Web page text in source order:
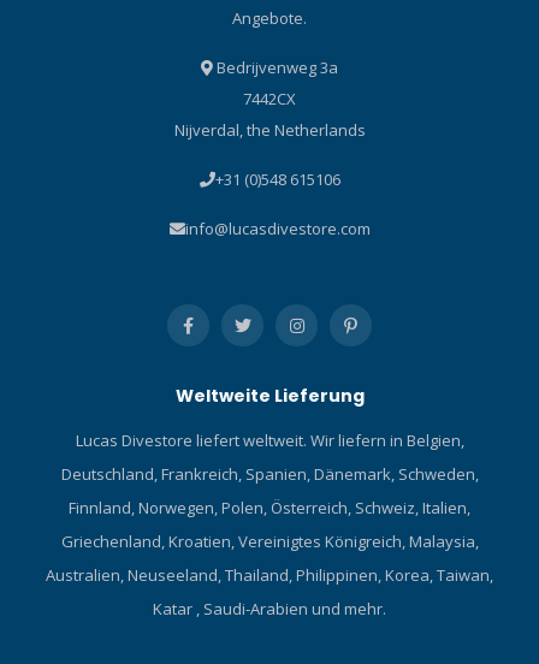
Angebote.
Bedrijvenweg 3a
7442CX
Nijverdal, the Netherlands
+31 (0)548 615106
info@lucasdivestore.com
Weltweite Lieferung
Lucas Divestore liefert weltweit. Wir liefern in Belgien,
Deutschland, Frankreich, Spanien, Dänemark, Schweden,
Finnland, Norwegen, Polen, Österreich, Schweiz, Italien,
Griechenland, Kroatien, Vereinigtes Königreich, Malaysia,
Australien, Neuseeland, Thailand, Philippinen, Korea, Taiwan,
Katar , Saudi-Arabien und mehr.